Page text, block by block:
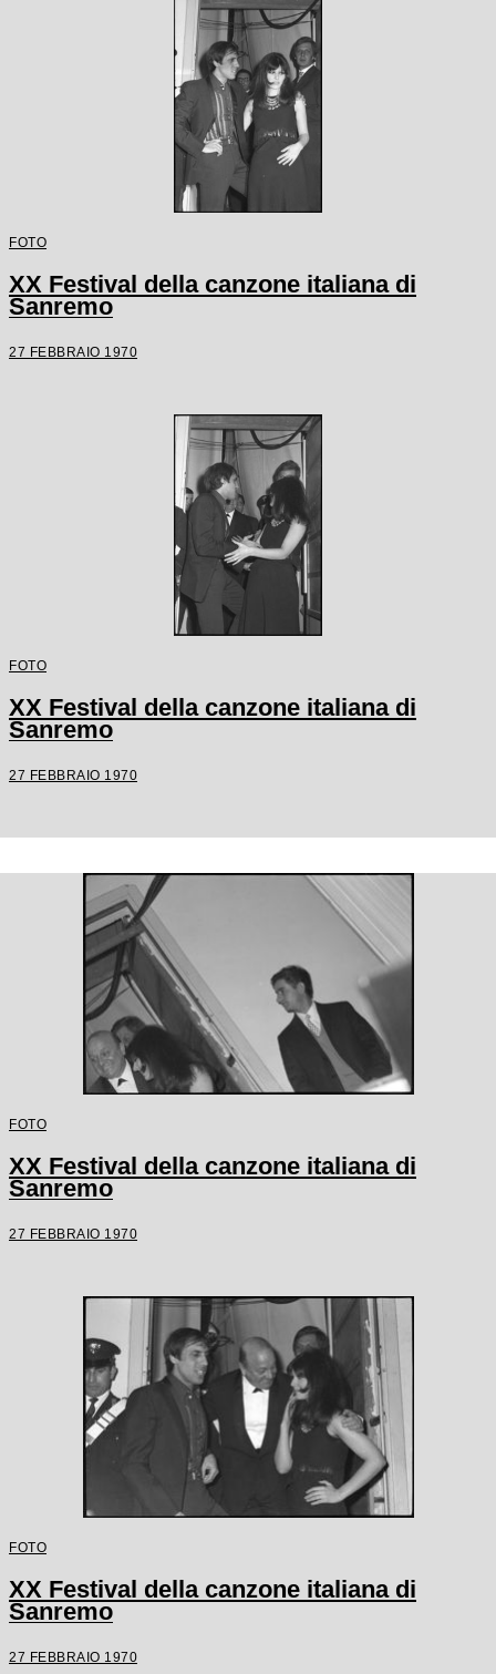
FOTO
XX Festival della canzone italiana di
Sanremo
27 FEBBRAIO 1970
FOTO
XX Festival della canzone italiana di
Sanremo
27 FEBBRAIO 1970
FOTO
XX Festival della canzone italiana di
Sanremo
27 FEBBRAIO 1970
FOTO
XX Festival della canzone italiana di
Sanremo
27 FEBBRAIO 1970